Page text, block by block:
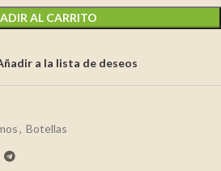
AL CARRITO
a la lista de deseos
, Botellas